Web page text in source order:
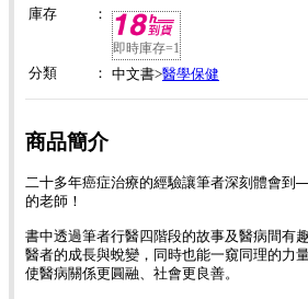
庫存
：
即時庫存=1
分類
： 中文書>醫學保健
商品簡介
二十多年癌症治療的經驗讓筆者深刻體會到
的老師！
書中透過筆者行醫四階段的故事及醫病間有
醫者的成長與蛻變，同時也能一窺同理的力
使醫病關係更圓融、社會更良善。